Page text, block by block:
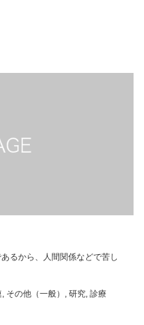
るから、人間関係などで苦し
その他（一般） 研究 診療